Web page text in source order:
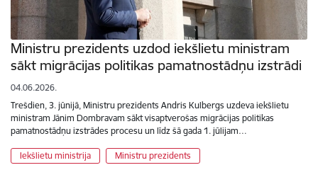
Ministru prezidents uzdod iekšlietu ministram
sākt migrācijas politikas pamatnostādņu izstrādi
04.06.2026.
Trešdien, 3. jūnijā, Ministru prezidents Andris Kulbergs uzdeva iekšlietu
ministram Jānim Dombravam sākt visaptverošas migrācijas politikas
pamatnostādņu izstrādes procesu un līdz šā gada 1. jūlijam…
Iekšlietu ministrija Ministru prezidents